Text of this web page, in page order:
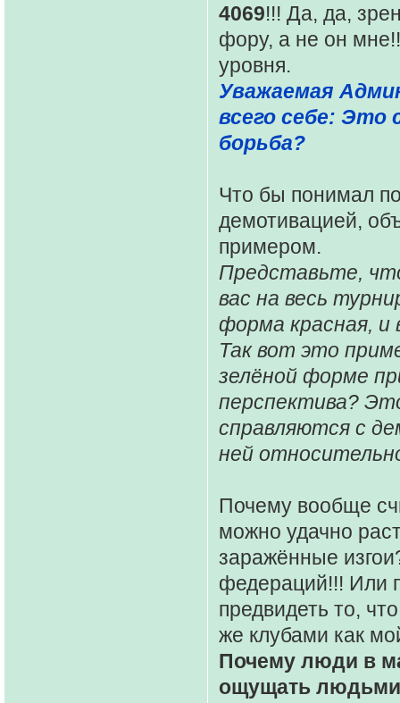
4069!!! Да, да,
фору, а не он
уровня.
Уважаемая
всего себе: Это
борьба?
Что бы понимал
демотивацией,
примером.
Представьте,
вас на весь
форма красная, и
Так вот это
зелёной форме
перспектива?
справляются с
ней
Почему вообще
можно удачно
заражённые
федераций!!! Или
предвидеть то,
же клубами как
Почему люди в
ощущать людьми